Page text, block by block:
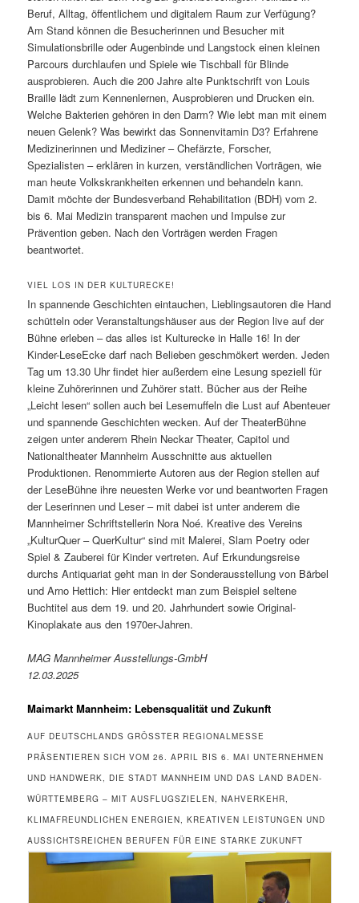
Beruf, Alltag, öffentlichem und digitalem Raum zur Verfügung?
Am Stand können die Besucherinnen und Besucher mit
Simulationsbrille oder Augenbinde und Langstock einen kleinen
Parcours durchlaufen und Spiele wie Tischball für Blinde
ausprobieren. Auch die 200 Jahre alte Punktschrift von Louis
Braille lädt zum Kennenlernen, Ausprobieren und Drucken ein.
Welche Bakterien gehören in den Darm? Wie lebt man mit einem
neuen Gelenk? Was bewirkt das Sonnenvitamin D3? Erfahrene
Medizinerinnen und Mediziner – Chefärzte, Forscher,
Spezialisten – erklären in kurzen, verständlichen Vorträgen, wie
man heute Volkskrankheiten erkennen und behandeln kann.
Damit möchte der Bundesverband Rehabilitation (BDH) vom 2.
bis 6. Mai Medizin transparent machen und Impulse zur
Prävention geben. Nach den Vorträgen werden Fragen
beantwortet.
VIEL LOS IN DER KULTURECKE!
In spannende Geschichten eintauchen, Lieblingsautoren die Hand
schütteln oder Veranstaltungshäuser aus der Region live auf der
Bühne erleben – das alles ist Kulturecke in Halle 16! In der
Kinder-LeseEcke darf nach Belieben geschmökert werden. Jeden
Tag um 13.30 Uhr findet hier außerdem eine Lesung speziell für
kleine Zuhörerinnen und Zuhörer statt. Bücher aus der Reihe
„Leicht lesen“ sollen auch bei Lesemuffeln die Lust auf Abenteuer
und spannende Geschichten wecken. Auf der TheaterBühne
zeigen unter anderem Rhein Neckar Theater, Capitol und
Nationaltheater Mannheim Ausschnitte aus aktuellen
Produktionen. Renommierte Autoren aus der Region stellen auf
der LeseBühne ihre neuesten Werke vor und beantworten Fragen
der Leserinnen und Leser – mit dabei ist unter anderem die
Mannheimer Schriftstellerin Nora Noé. Kreative des Vereins
„KulturQuer – QuerKultur“ sind mit Malerei, Slam Poetry oder
Spiel & Zauberei für Kinder vertreten. Auf Erkundungsreise
durchs Antiquariat geht man in der Sonderausstellung von Bärbel
und Arno Hettich: Hier entdeckt man zum Beispiel seltene
Buchtitel aus dem 19. und 20. Jahrhundert sowie Original-
Kinoplakate aus den 1970er-Jahren.
MAG Mannheimer Ausstellungs-GmbH
12.03.2025
Maimarkt Mannheim: Lebensqualität und Zukunft
AUF DEUTSCHLANDS GRÖSSTER REGIONALMESSE P
RÄSENTIEREN SICH VOM 26. APRIL BIS 6. MAI UNTERNEHMEN U
ND HANDWERK, DIE STADT MANNHEIM UND DAS LAND BADEN-W
ÜRTTEMBERG – MIT AUSFLUGSZIELEN, NAHVERKEHR, K
LIMAFREUNDLICHEN ENERGIEN, KREATIVEN LEISTUNGEN UND A
USSICHTSREICHEN BERUFEN FÜR EINE STARKE ZUKUNFT